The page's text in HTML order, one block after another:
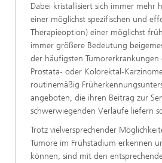
Dabei kristallisiert sich immer mehr
einer möglichst spezifischen und
Therapieoption) einer möglichst
immer größere Bedeutung
der häufigsten Tumorerkrankungen
Prostata- oder Kolorektal-
routinemäßig
angeboten, die ihren Beitrag zur
schwerwiegenden Verläufe liefern
Trotz vielversprechender
Tumore im Frühstadium erkennen
können, sind mit den